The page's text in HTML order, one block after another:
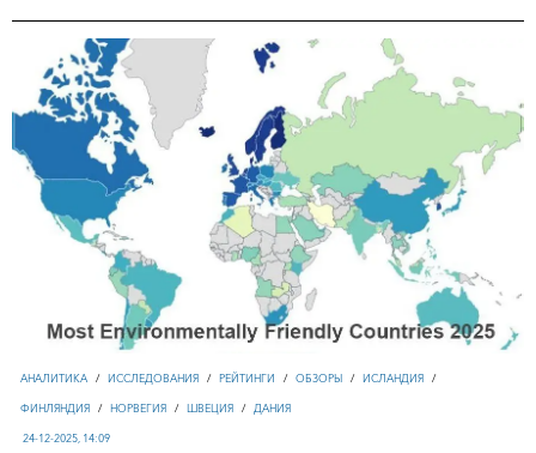
АНАЛИТИКА / ИССЛЕДОВАНИЯ / РЕЙТИНГИ / ОБЗОРЫ / ИСЛАНДИЯ /
ФИНЛЯНДИЯ / НОРВЕГИЯ / ШВЕЦИЯ / ДАНИЯ
24-12-2025, 14:09